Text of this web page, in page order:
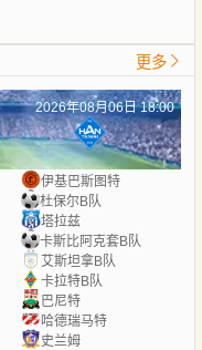
更多
2026年08月06日 18:00
伊基巴斯图特
杜保尔B队
塔拉兹
卡斯比阿克套B队
艾斯坦拿B队
卡拉特B队
巴尼特
哈德瑞马特
史兰姆